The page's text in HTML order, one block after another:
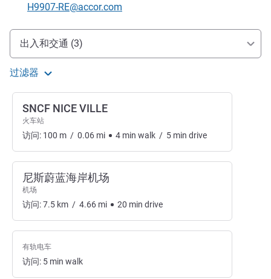
联系电子邮件
H9907-RE@accor.com
抵达和交通
出入和交通 (3)
过滤器
SNCF NICE VILLE
火车站
访问: 100 m / 0.06 mi 4 min walk / 5 min drive
尼斯蔚蓝海岸机场
机场
访问:7.5 km / 4.66 mi 20 min drive
有轨电车
访问: 5 min walk